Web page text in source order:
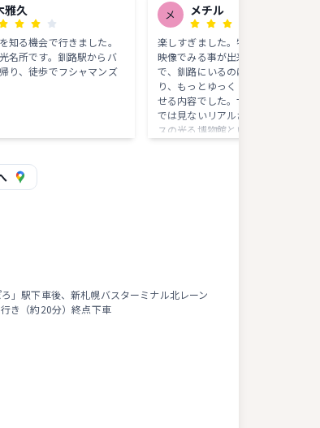
雅久
知る機会で行きました。
名所です。釧路駅からバ
り、徒歩でフシャマンズ
メ メチル
楽しすぎました。特に、釧路の良さを
映像でみる事が出来るやつは魅力的
で、釧路にいるのに釧路に行きたくな
り、もっとゆっくり観光したいと思わ
せる内容でした。サカナの模型？も他
では見ないリアルさで、全体的にセン
スの光る博物館というイメージです。
」駅下車後、新札幌バスターミナル北レーン
き（約20分）終点下車